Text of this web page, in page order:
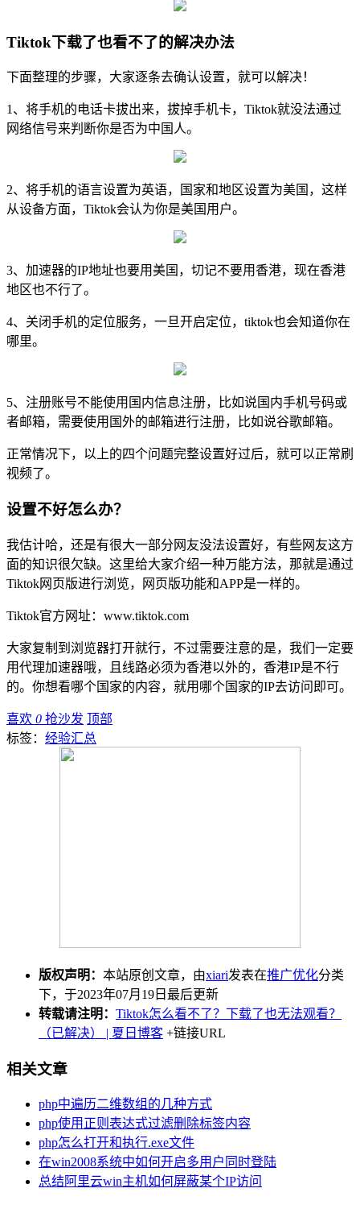
Tiktok下载了也看不了的解决办法
下面整理的步骤，大家逐条去确认设置，就可以解决！
1、将手机的电话卡拔出来，拔掉手机卡，Tiktok就没法通过
网络信号来判断你是否为中国人。
2、将手机的语言设置为英语，国家和地区设置为美国，这样
从设备方面，Tiktok会认为你是美国用户。
3、加速器的IP地址也要用美国，切记不要用香港，现在香港
地区也不行了。
4、关闭手机的定位服务，一旦开启定位，tiktok也会知道你在
哪里。
5、注册账号不能使用国内信息注册，比如说国内手机号码或
者邮箱，需要使用国外的邮箱进行注册，比如说谷歌邮箱。
正常情况下，以上的四个问题完整设置好过后，就可以正常刷
视频了。
设置不好怎么办？
我估计哈，还是有很大一部分网友没法设置好，有些网友这方
面的知识很欠缺。这里给大家介绍一种万能方法，那就是通过
Tiktok网页版进行浏览，网页版功能和APP是一样的。
Tiktok官方网址：www.tiktok.com
大家复制到浏览器打开就行，不过需要注意的是，我们一定要
用代理加速器哦，且线路必须为香港以外的，香港IP是不行
的。你想看哪个国家的内容，就用哪个国家的IP去访问即可。
喜欢 0 抢沙发 顶部
标签： 经验汇总
版权声明： 本站原创文章，由xiari发表在推广优化分类
下，于2023年07月19日最后更新
转载请注明： Tiktok怎么看不了？下载了也无法观看？
（已解决） | 夏日博客 +链接URL
相关文章
php中遍历二维数组的几种方式
php使用正则表达式过滤删除标签内容
php怎么打开和执行.exe文件
在win2008系统中如何开启多用户同时登陆
总结阿里云win主机如何屏蔽某个IP访问